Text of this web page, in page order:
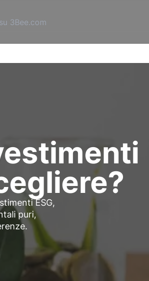
3Bee.com
ESG,
puri,